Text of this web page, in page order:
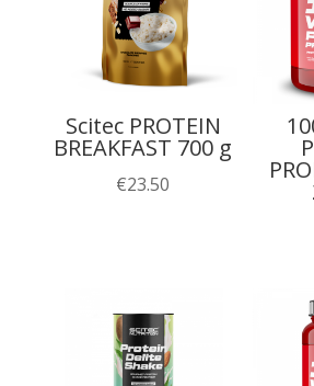
Scitec PROTEIN
BREAKFAST 700 g
€23.50